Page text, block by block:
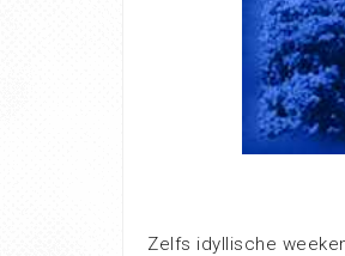
Zelfs idyllische